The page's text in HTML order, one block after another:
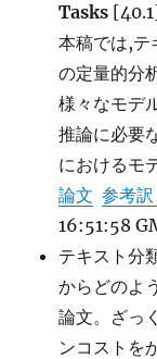
Tasks
本稿では,テ
の定量的分
様々なモデ
推論に必要
におけるモ
論文 参考訳
16:51:58
テキスト分
からどのよ
論文。ざっ
ンコストを